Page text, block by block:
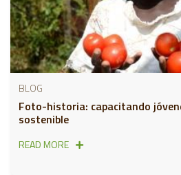
BLOG
Foto-historia: capacitando
sostenible
READ MORE